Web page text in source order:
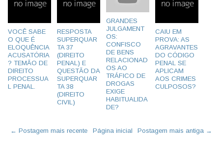
VOCÊ SABE
O QUE É
ELOQUÊNCIA
ACUSATÓRIA
? TEMÃO DE
DIREITO
PROCESSUA
L PENAL.
RESPOSTA
SUPERQUAR
TA 37
(DIREITO
PENAL) E
QUESTÃO DA
SUPERQUAR
TA 38
(DIREITO
CIVIL)
GRANDES
JULGAMENT
OS:
CONFISCO
DE BENS
RELACIONAD
OS AO
TRÁFICO DE
DROGAS
EXIGE
HABITUALIDA
DE?
CAIU EM
PROVA: AS
AGRAVANTES
DO CÓDIGO
PENAL SE
APLICAM
AOS CRIMES
CULPOSOS?
← Postagem mais recente Postagem mais antiga →
Página inicial